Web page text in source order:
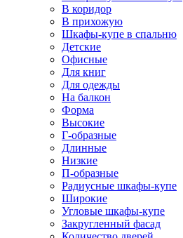
В коридор
В прихожую
Шкафы-купе в спальню
Детские
Офисные
Для книг
Для одежды
На балкон
Форма
Высокие
Г-образные
Длинные
Низкие
П-образные
Радиусные шкафы-купе
Широкие
Угловые шкафы-купе
Закругленный фасад